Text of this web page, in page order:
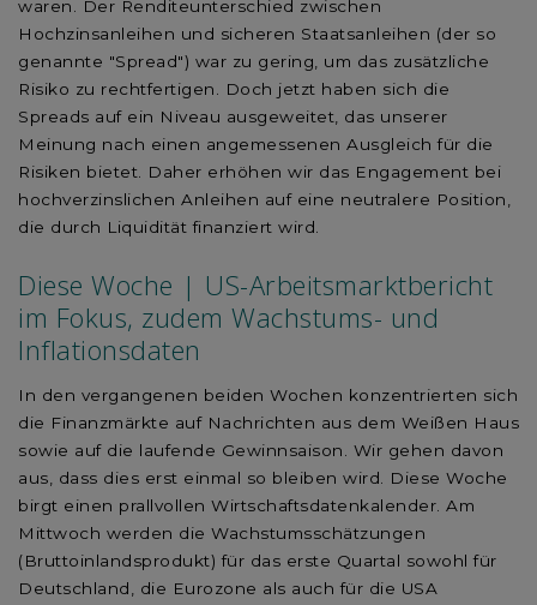
waren. Der Renditeunterschied zwischen
Hochzinsanleihen und sicheren Staatsanleihen (der so
genannte "Spread") war zu gering, um das zusätzliche
Risiko zu rechtfertigen. Doch jetzt haben sich die
Spreads auf ein Niveau ausgeweitet, das unserer
Meinung nach einen angemessenen Ausgleich für die
Risiken bietet. Daher erhöhen wir das Engagement bei
hochverzinslichen Anleihen auf eine neutralere Position,
die durch Liquidität finanziert wird.
Diese Woche | US-Arbeitsmarktbericht
im Fokus, zudem Wachstums- und
Inflationsdaten
In den vergangenen beiden Wochen konzentrierten sich
die Finanzmärkte auf Nachrichten aus dem Weißen Haus
sowie auf die laufende Gewinnsaison. Wir gehen davon
aus, dass dies erst einmal so bleiben wird. Diese Woche
birgt einen prallvollen Wirtschaftsdatenkalender. Am
Mittwoch werden die Wachstumsschätzungen
(Bruttoinlandsprodukt) für das erste Quartal sowohl für
Deutschland, die Eurozone als auch für die USA